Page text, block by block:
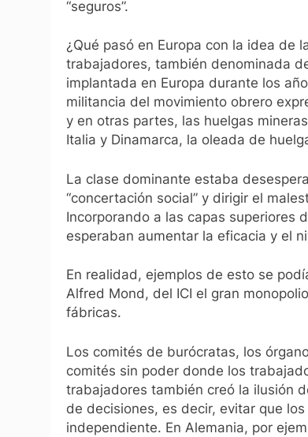
“seguros”.
¿Qué pasó en Europa con la idea de
trabajadores, también denominada
implantada en Europa durante los
militancia del movimiento obrero
y en otras partes, las huelgas
Italia y Dinamarca, la oleada de
La clase dominante estaba
“concertación social” y dirigir el
Incorporando a las capas superiores
esperaban aumentar la eficacia y el
En realidad, ejemplos de esto se
Alfred Mond, del ICI el gran
fábricas.
Los comités de burócratas, los
comités sin poder donde los
trabajadores también creó la ilusión
de decisiones, es decir, evitar que
independiente. En Alemania, por